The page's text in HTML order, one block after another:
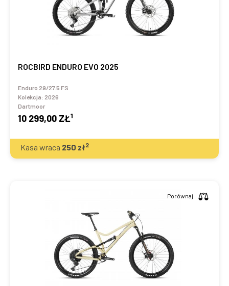
ROCBIRD ENDURO EVO 2025
Enduro 29/27.5 FS
Kolekcja: 2026
Dartmoor
10 299,00 ZŁ1
Kasa wraca 250 zł2
Porównaj